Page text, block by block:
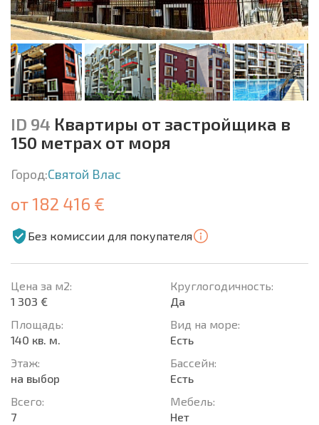
ID 94 Квартиры от застройщика в
150 метрах от моря
Город:Святой Влас
от 182 416 €
Без комиссии для покупателя
Цена за м2:
1 303 €
Площадь:
140 кв. м.
Этаж:
на выбор
Всего:
7
Круглогодичность:
Да
Вид на море:
Есть
Басcейн:
Есть
Мебель:
Нет